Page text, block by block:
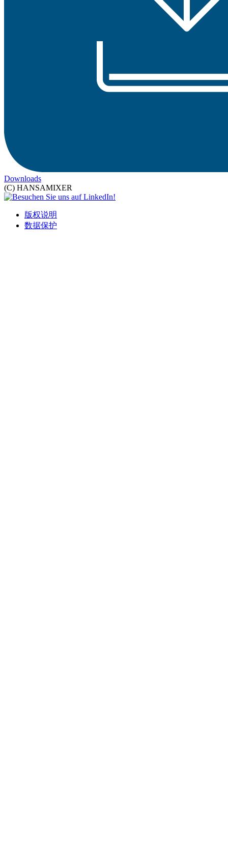
Downloads
(C) HANSAMIXER
版权说明
数据保护